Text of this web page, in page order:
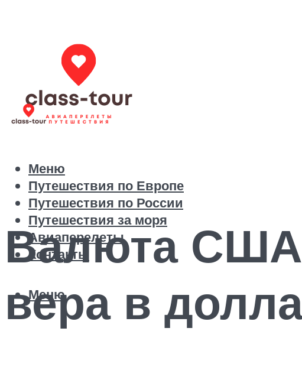
Путешествия по Европе
Путешествия по России
Путешествия за моря
Авиаперелеты
Контакты
Меню
Меню
Валюта
вера в